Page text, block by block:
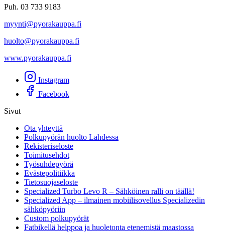
Puh. 03 733 9183
myynti@pyorakauppa.fi
huolto@pyorakauppa.fi
www.pyorakauppa.fi
Instagram
Facebook
Sivut
Ota yhteyttä
Polkupyörän huolto Lahdessa
Rekisteriseloste
Toimitusehdot
Työsuhdepyörä
Evästepolitiikka
Tietosuojaseloste
Specialized Turbo Levo R – Sähköinen ralli on täällä!
Specialized App – ilmainen mobiilisovellus Specializedin
sähköpyöriin
Custom polkupyörät
Fatbikellä helppoa ja huoletonta etenemistä maastossa